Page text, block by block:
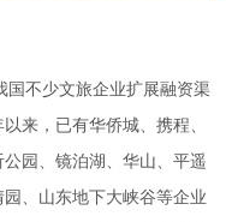
国不少文旅企业扩展融资渠
来，已有华侨城、携程、
园、镜泊湖、华山、平遥
、山东地下大峡谷等企业